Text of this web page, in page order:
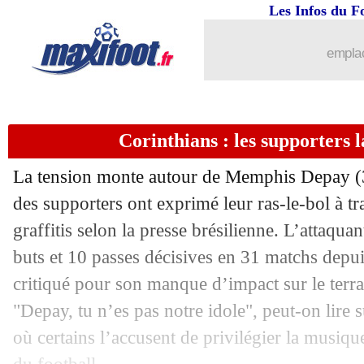
Les Infos du
Corinthians : les supporters
La tension monte autour de Memphis Depay
des supporters ont exprimé leur ras-le-bol à
graffitis selon la presse brésilienne.
buts et 10 passes décisives en 31 matchs
critiqué pour son manque d’impact sur le
"Depay, tu n’es pas notre idole", peut-on lire
où certains l’accusent de privilégier la
: un grand espoir vers Stuttgart
24/07 OM: la piste Mantuan
Bayern: Galatasaray veut Kim
24/07 Newcastle : Isak a annoncé ses
24/07 Lyon: combien va rapporter la vente
24/07 Lorient: Kouassi signe pour 4 ans
24/07 OM : Aubameyang, les "petits